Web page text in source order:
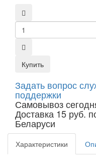
Купить
Задать вопрос
поддержки
Самовывоз
Доставка 15 руб.
Беларуси
Характеристики